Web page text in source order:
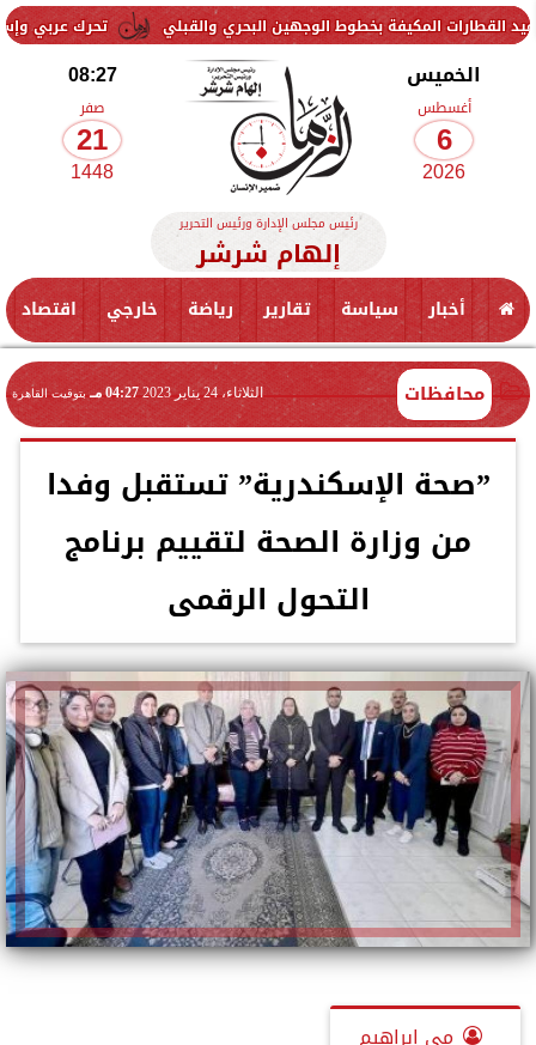
تحرك عربي وإسلامي المكيفة بخطوط الوجهين البحري والقبلي
الخميس
أغسطس
6
2026
08:27
صفر
21
1448
رئيس مجلس الإدارة ورئيس التحرير
إلهام شرشر
أخبار سياسة تقارير رياضة خارجي اقتصاد
محافظات الثلاثاء، 24 يناير 2023 04:27 مـ بتوقيت القاهرة
”صحة الإسكندرية” تستقبل وفدا
من وزارة الصحة لتقييم برنامج
التحول الرقمى